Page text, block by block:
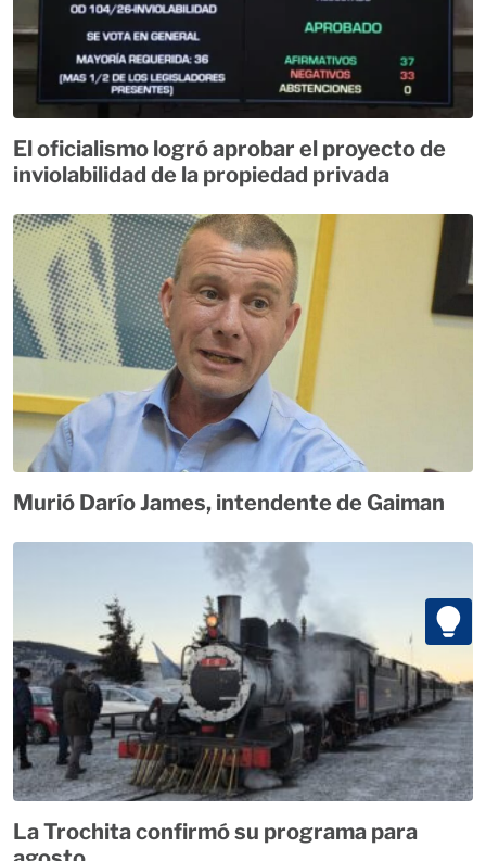
El oficialismo logró aprobar el proyecto de
inviolabilidad de la propiedad privada
Murió Darío James, intendente de Gaiman
La Trochita confirmó su programa para